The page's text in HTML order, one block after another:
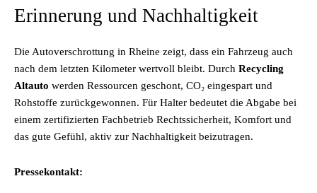
Erinnerung und Nachhaltigkeit
Die Autoverschrottung in Rheine zeigt, dass ein Fahrzeug auch
nach dem letzten Kilometer wertvoll bleibt. Durch Recycling
Altauto werden Ressourcen geschont, CO₂ eingespart und
Rohstoffe zurückgewonnen. Für Halter bedeutet die Abgabe bei
einem zertifizierten Fachbetrieb Rechtssicherheit, Komfort und
das gute Gefühl, aktiv zur Nachhaltigkeit beizutragen.
Pressekontakt: